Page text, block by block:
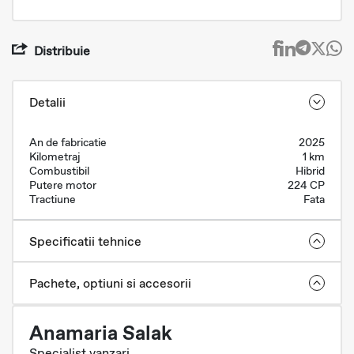
Distribuie
Detalii
An de fabricatie
2025
Kilometraj
1 km
Combustibil
Hibrid
Putere motor
224 CP
Tractiune
Fata
Specificatii tehnice
Pachete, optiuni si accesorii
Anamaria Salak